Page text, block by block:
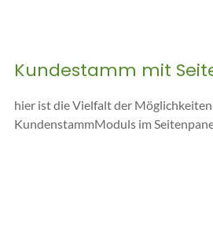
Kundestamm mit
hier ist die Vielfalt der Möglichkeiten
KundenstammModuls im